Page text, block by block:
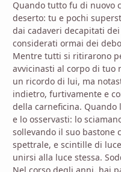
Quando tutto fu di nuovo
deserto: tu e pochi
dai cadaveri decapitati
considerati ormai dei
Mentre tutti si ritirarono
avvicinasti al corpo di tuo
un ricordo di lui, ma
indietro, furtivamente e
della carneficina.
e lo osservasti: lo
sollevando il suo bastone
spettrale, e scintille di
unirsi alla luce stessa.
Nel corso degli anni, hai